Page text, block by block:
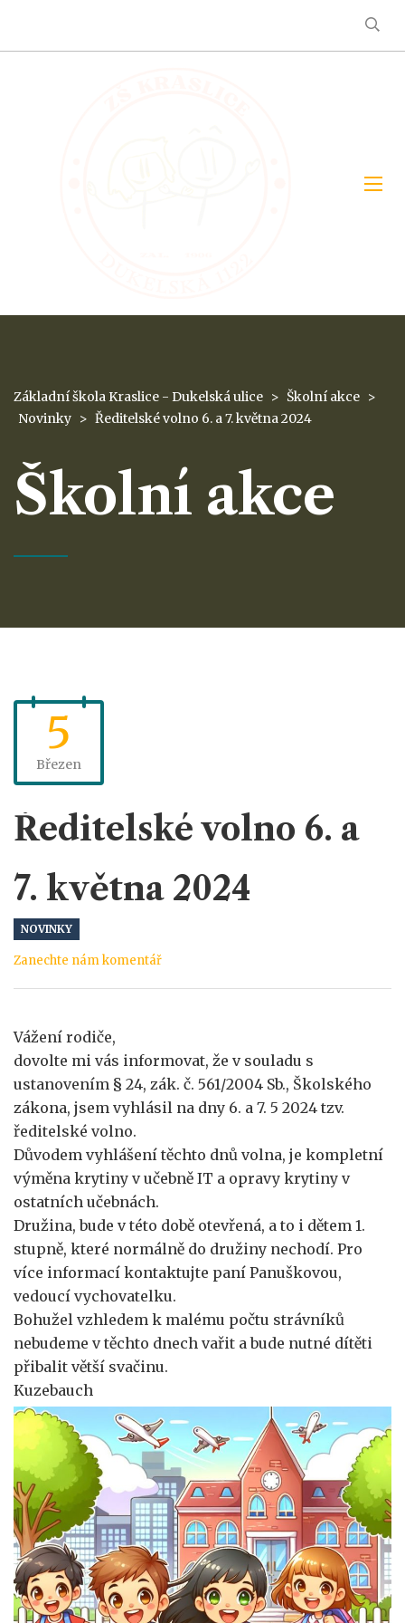
Základní škola Kraslice - Dukelská ulice > Školní akce >
Novinky > Ředitelské volno 6. a 7. května 2024
Školní akce
5
Březen
Ředitelské volno 6. a
7. května 2024
NOVINKY
Zanechte nám komentář
Vážení rodiče,
dovolte mi vás informovat, že v souladu s
ustanovením § 24, zák. č. 561/2004 Sb., Školského
zákona, jsem vyhlásil na dny 6. a 7. 5 2024 tzv.
ředitelské volno.
Důvodem vyhlášení těchto dnů volna, je kompletní
výměna krytiny v učebně IT a opravy krytiny v
ostatních učebnách.
Družina, bude v této době otevřená, a to i dětem 1.
stupně, které normálně do družiny nechodí. Pro
více informací kontaktujte paní Panuškovou,
vedoucí vychovatelku.
Bohužel vzhledem k malému počtu strávníků
nebudeme v těchto dnech vařit a bude nutné dítěti
přibalit větší svačinu.
Kuzebauch